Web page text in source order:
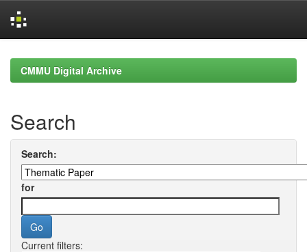
navigationCMMU Digital Archive
Search
Search:
for
Current filters: